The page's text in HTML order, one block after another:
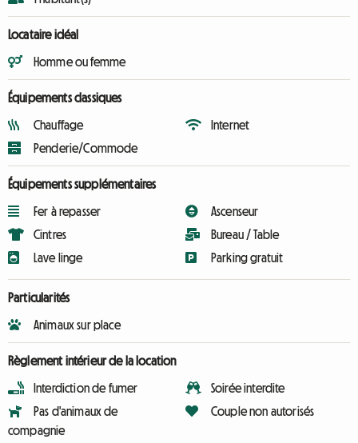
Locataire idéal
Homme ou femme
Équipements classiques
Chauffage
Penderie/Commode
Internet
Équipements supplémentaires
Fer à repasser
Cintres
Lave linge
Ascenseur
Bureau / Table
Parking gratuit
Particularités
Animaux sur place
Règlement intérieur de la location
Interdiction de fumer
Pas d'animaux de
compagnie
Soirée interdite
Couple non autorisés